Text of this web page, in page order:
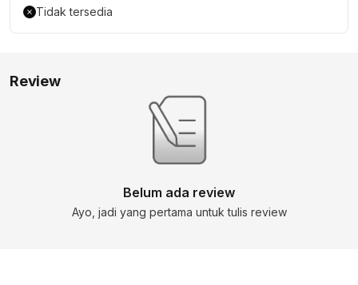
Tidak tersedia
Review
Belum ada review
Ayo, jadi yang pertama untuk tulis review